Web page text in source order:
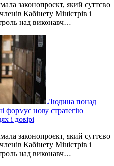
законопроєкт, який суттєво
Кабінету Міністрів і
над виконавч…
Людина понад
формує нову стратегію
і довірі
законопроєкт, який суттєво
Кабінету Міністрів і
над виконавч…